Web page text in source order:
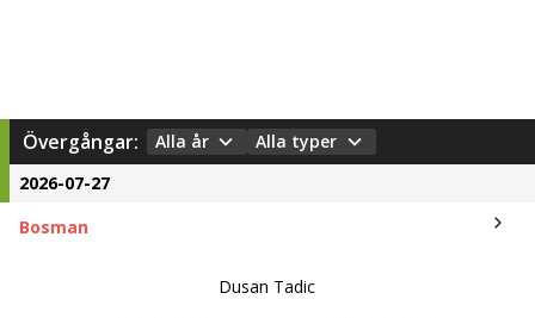
Övergångar: Alla år
Alla typer
2026-07-27
Bosman
Dusan Tadic